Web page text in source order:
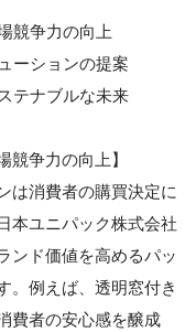
競争力の向上
ーションの提案
テナブルな未来
競争力の向上】
は消費者の購買決定に
本ユニパック株式会社
ンド価値を高めるパッ
。例えば、透明窓付き
費者の安心感を醸成